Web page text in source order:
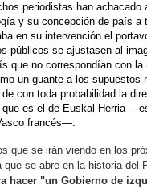
periodistas han achacado
y su concepción de país a
en su intervención el
públicos se ajustasen al
que no correspondían con
un guante a los supuestos
con toda probabilidad la
es el de Euskal-Herria
francés—.
que se irán viendo en los
se abre en la historia del
hacer "un Gobierno de